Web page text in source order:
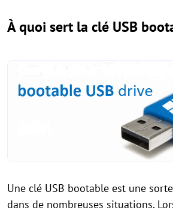
À quoi sert la clé USB
Une clé USB bootable est une
dans de nombreuses situations.